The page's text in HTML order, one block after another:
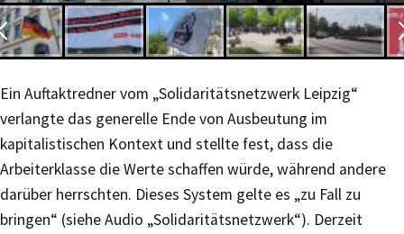
Ein Auftaktredner vom „Solidaritätsnetzwerk Leipzig“
verlangte das generelle Ende von Ausbeutung im
kapitalistischen Kontext und stellte fest, dass die
Arbeiterklasse die Werte schaffen würde, während andere
darüber herrschten. Dieses System gelte es „zu Fall zu
bringen“ (siehe Audio „Solidaritätsnetzwerk“). Derzeit